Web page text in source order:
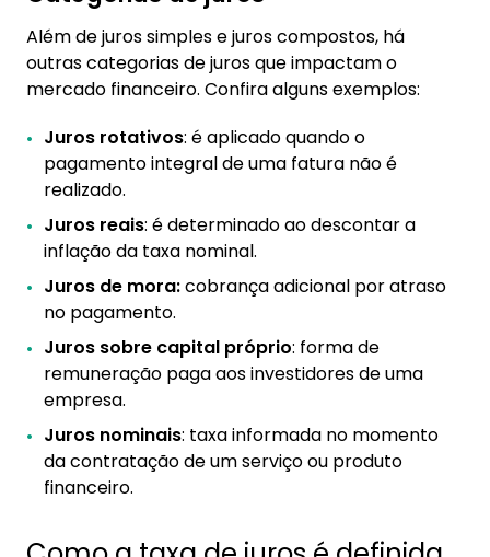
Além de juros simples e juros compostos, há
outras categorias de juros que impactam o
mercado financeiro. Confira alguns exemplos:
Juros rotativos: é aplicado quando o
pagamento integral de uma fatura não é
realizado.
Juros reais: é determinado ao descontar a
inflação da taxa nominal.
Juros de mora:cobrança adicional por atraso
no pagamento.
Juros sobre capital próprio: forma de
remuneração paga aos investidores de uma
empresa.
Juros nominais: taxa informada no momento
da contratação de um serviço ou produto
financeiro.